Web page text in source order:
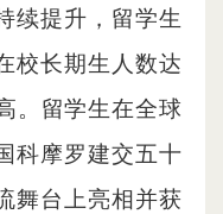
续提升，留学生
校长期生人数达
。留学生在全球
科摩罗建交五十
舞台上亮相并获